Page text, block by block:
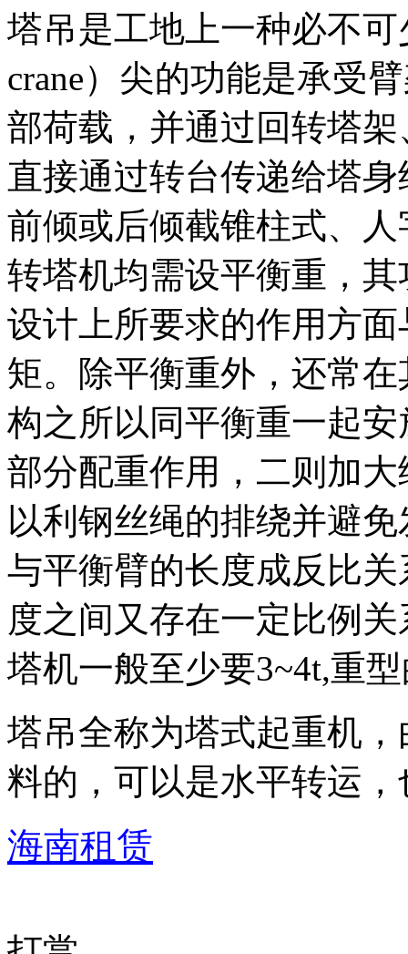
塔吊是工地上一种必不
crane）尖的功能是承受
部荷载，并通过回转塔
直接通过转台传递给塔
前倾或后倾截锥柱式、
转塔机均需设平衡重，
设计上所要求的作用方
矩。除平衡重外，还常
构之所以同平衡重一起
部分配重作用，二则加
以利钢丝绳的排绕并避
与平衡臂的长度成反比
度之间又存在一定比例
塔机一般至少要3~4t,重
塔吊全称为塔式起重机
料的，可以是水平转运
海南租赁